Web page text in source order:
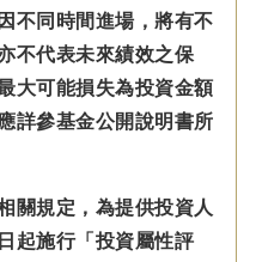
不同時間進場，將有不
不代表未來績效之保
大可能損失為投資金額
詳參基金公開說明書所
關規定，為提供投資人
起施行「投資屬性評